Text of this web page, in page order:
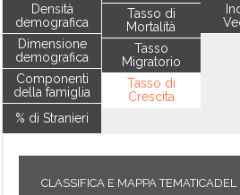
Densità
demografica
Dimensione
demografica
Componenti
della famiglia
% di Stranieri
Tasso di
Mortalità
Tasso
Migratorio
Tasso di
Crescita
CLASSIFICA E MAPPA TEMATICADEL